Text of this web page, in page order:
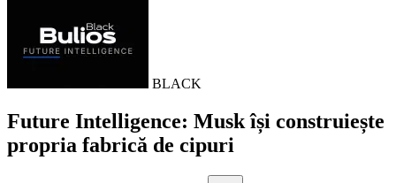
BLACK
Future Intelligence: Musk își construiește
propria fabrică de cipuri